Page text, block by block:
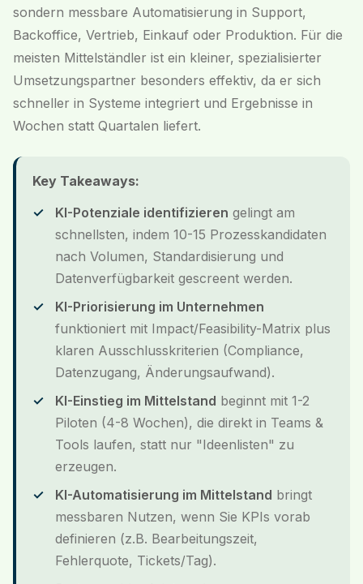
sondern messbare Automatisierung in Support,
Backoffice, Vertrieb, Einkauf oder Produktion. Für die
meisten Mittelständler ist ein kleiner, spezialisierter
Umsetzungspartner besonders effektiv, da er sich
schneller in Systeme integriert und Ergebnisse in
Wochen statt Quartalen liefert.
Key Takeaways:
KI-Potenziale identifizieren gelingt am
schnellsten, indem 10-15 Prozesskandidaten
nach Volumen, Standardisierung und
Datenverfügbarkeit gescreent werden.
KI-Priorisierung im Unternehmen
funktioniert mit Impact/Feasibility-Matrix plus
klaren Ausschlusskriterien (Compliance,
Datenzugang, Änderungsaufwand).
KI-Einstieg im Mittelstand beginnt mit 1-2
Piloten (4-8 Wochen), die direkt in Teams &
Tools laufen, statt nur "Ideenlisten" zu
erzeugen.
KI-Automatisierung im Mittelstand bringt
messbaren Nutzen, wenn Sie KPIs vorab
definieren (z.B. Bearbeitungszeit,
Fehlerquote, Tickets/Tag).